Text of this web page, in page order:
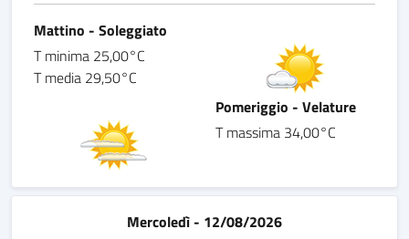
Mattino - Soleggiato
T minima 25,00°C
T media 29,50°C
Pomeriggio - Velature
T massima 34,00°C
Mercoledì - 12/08/2026